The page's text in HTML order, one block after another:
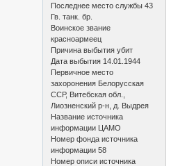
Последнее место службы 43
Гв. танк. бр.
Воинское звание
красноармеец
Причина выбытия убит
Дата выбытия 14.01.1944
Первичное место
захоронения Белорусская
ССР, Витебская обл.,
Лиозненский р-н, д. Выдрея
Название источника
информации ЦАМО
Номер фонда источника
информации 58
Номер описи источника